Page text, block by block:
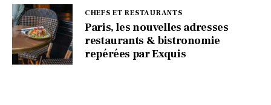
CHEFS ET RESTAURANTS
Paris, les nouvelles adresses
restaurants & bistronomie
repérées par Exquis